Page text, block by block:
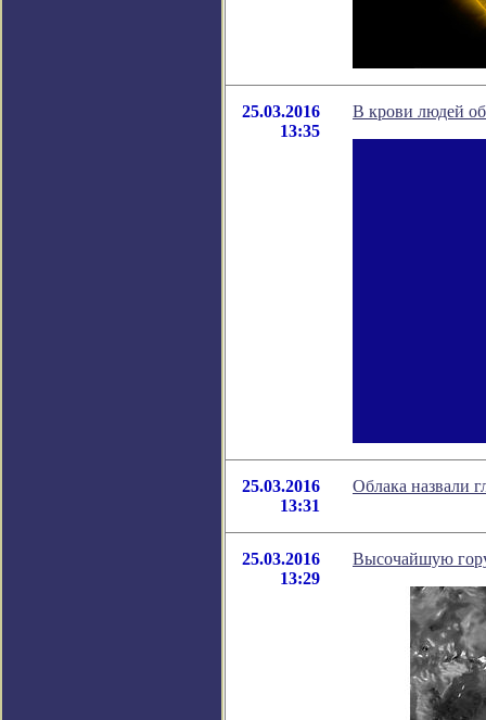
25.03.2016
13:35
В крови людей
25.03.2016
13:31
Облака назвали
25.03.2016
13:29
Высочайшую